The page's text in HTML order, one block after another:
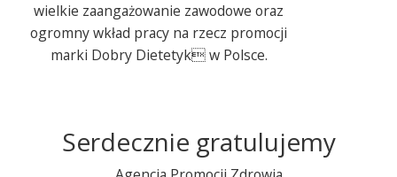
wielkie zaangażowanie zawodowe oraz
ogromny wkład pracy na rzecz promocji
marki Dobry Dietetyk w Polsce.
Serdecznie gratulujemy